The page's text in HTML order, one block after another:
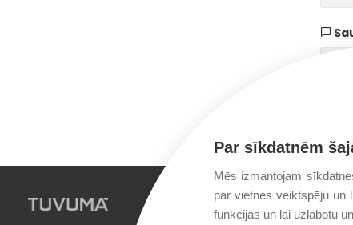
Par sīkdatnēm
Mēs izmantojam
par vietnes veiktspēju un
funkcijas un lai uzlabotu